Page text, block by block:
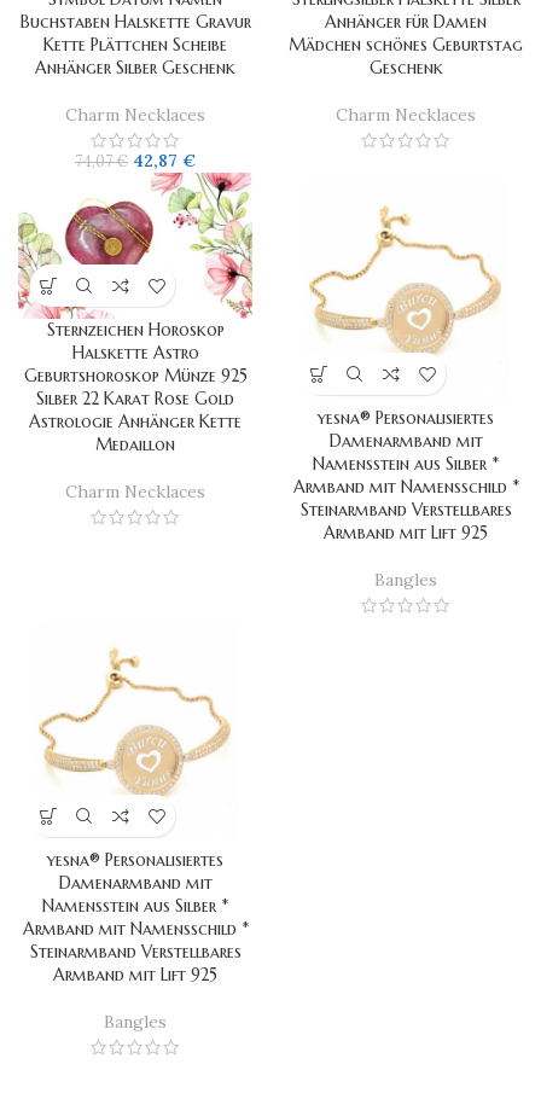
Buchstaben Halskette Gravur
Kette Plättchen Scheibe
Anhänger Silber Geschenk
Charm Necklaces
74,07€ 42,87 €
Anhänger für Damen
Mädchen schönes Geburtstag
Geschenk
Charm Necklaces
Sternzeichen Horoskop
Halskette Astro
Geburtshoroskop Münze 925
Silber 22 Karat Rose Gold
Astrologie Anhänger Kette
Medaillon
Charm Necklaces
yesna® Personalisiertes
Damenarmband mit
Namensstein aus Silber *
Armband mit Namensschild *
Steinarmband Verstellbares
Armband mit Lift 925
Bangles
yesna® Personalisiertes
Damenarmband mit
Namensstein aus Silber *
Armband mit Namensschild *
Steinarmband Verstellbares
Armband mit Lift 925
Bangles